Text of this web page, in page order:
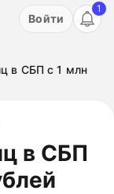
3 дня!
Войти
1
в СБП с 1 млн
в СБП